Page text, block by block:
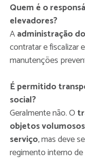
Quem é o
elevadores?
Aadministração
contratar e fiscalizar
manutenções
É permitido
social?
Geralmente não. O
objetos volumosos
serviço, mas deve
regimento interno